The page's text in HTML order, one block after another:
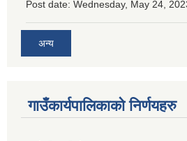
Post date: Wednesday, May 24,
अन्य
गाउँकार्यपालिकाको निर्णयहरु